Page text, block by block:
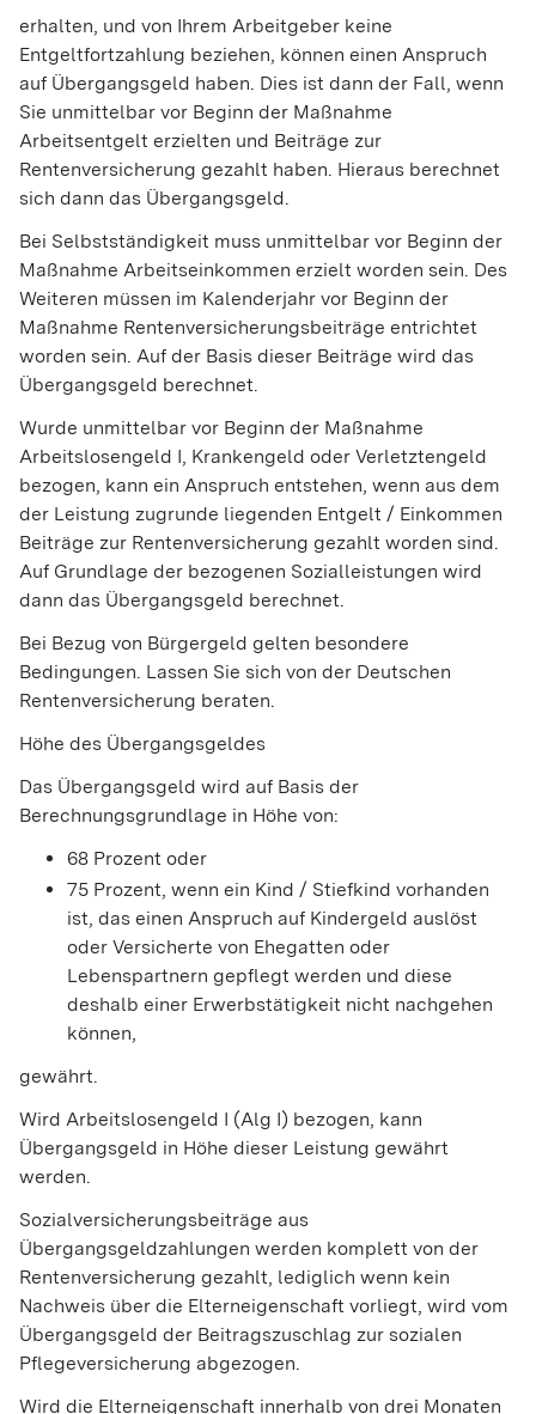
erhalten, und von Ihrem Arbeitgeber keine
Entgeltfortzahlung beziehen, können einen Anspruch
auf Übergangsgeld haben. Dies ist dann der Fall, wenn
Sie unmittelbar vor Beginn der Maßnahme
Arbeitsentgelt erzielten und Beiträge zur
Rentenversicherung gezahlt haben. Hieraus berechnet
sich dann das Übergangsgeld.
Bei Selbstständigkeit muss unmittelbar vor Beginn der
Maßnahme Arbeitseinkommen erzielt worden sein. Des
Weiteren müssen im Kalenderjahr vor Beginn der
Maßnahme Rentenversicherungsbeiträge entrichtet
worden sein. Auf der Basis dieser Beiträge wird das
Übergangsgeld berechnet.
Wurde unmittelbar vor Beginn der Maßnahme
Arbeitslosengeld I, Krankengeld oder Verletztengeld
bezogen, kann ein Anspruch entstehen, wenn aus dem
der Leistung zugrunde liegenden Entgelt / Einkommen
Beiträge zur Rentenversicherung gezahlt worden sind.
Auf Grundlage der bezogenen Sozialleistungen wird
dann das Übergangsgeld berechnet.
Bei Bezug von Bürgergeld gelten besondere
Bedingungen. Lassen Sie sich von der Deutschen
Rentenversicherung beraten.
Höhe des Übergangsgeldes
Das Übergangsgeld wird auf Basis der
Berechnungsgrundlage in Höhe von:
68 Prozent oder
75 Prozent, wenn ein Kind / Stiefkind vorhanden
ist, das einen Anspruch auf Kindergeld auslöst
oder Versicherte von Ehegatten oder
Lebenspartnern gepflegt werden und diese
deshalb einer Erwerbstätigkeit nicht nachgehen
können,
gewährt.
Wird Arbeitslosengeld I (Alg I) bezogen, kann
Übergangsgeld in Höhe dieser Leistung gewährt
werden.
Sozialversicherungsbeiträge aus
Übergangsgeldzahlungen werden komplett von der
Rentenversicherung gezahlt, lediglich wenn kein
Nachweis über die Elterneigenschaft vorliegt, wird vom
Übergangsgeld der Beitragszuschlag zur sozialen
Pflegeversicherung abgezogen.
Wird die Elterneigenschaft innerhalb von drei Monaten